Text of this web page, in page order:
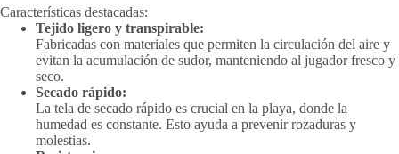
Características destacadas:
Tejido ligero y transpirable:
Fabricadas con materiales que permiten la circulación del aire y
evitan la acumulación de sudor, manteniendo al jugador fresco y
seco.
Secado rápido:
La tela de secado rápido es crucial en la playa, donde la
humedad es constante. Esto ayuda a prevenir rozaduras y
molestias.